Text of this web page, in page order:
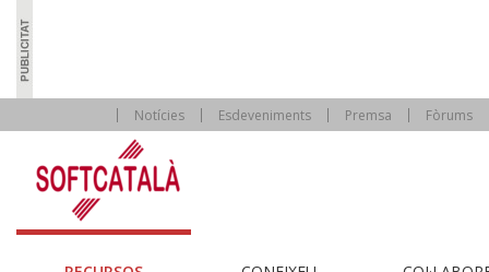
Notícies Esdeveniments Premsa Fòrums